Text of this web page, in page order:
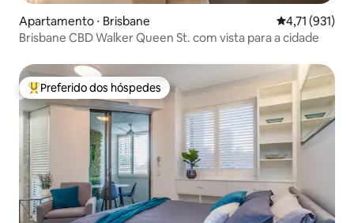
Apartamento ⋅ Brisbane 4,71 de uma
4,71 (931)
Brisbane CBD Walker Queen St. com vista para a cidade
Entre os melhores preferidos dos hóspedes
Preferido dos hóspedes